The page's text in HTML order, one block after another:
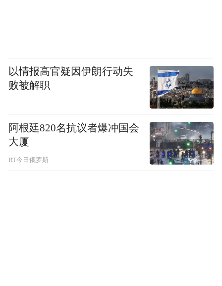
以情报高官疑因伊朗行动失
败被解职
阿根廷820名抗议者爆冲国会
大厦
RT今日俄罗斯